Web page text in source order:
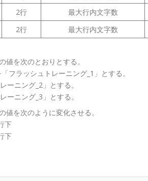
2行 最大行内文字数
2行 最大行内文字数
を次のとおりとする。
フラッシュトレーニング_1」とする。
ニング_2」とする。
ニング_3」とする。
を次のように変化させる。
下
下